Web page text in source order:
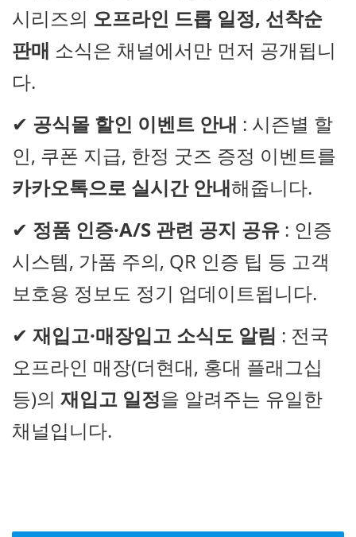
시리즈의 오프라인 드롭 일정, 선착순
판매 소식은 채널에서만 먼저 공개됩니
다.
✔ 공식몰 할인 이벤트 안내 : 시즌별 할
인, 쿠폰 지급, 한정 굿즈 증정 이벤트를
카카오톡으로 실시간 안내해줍니다.
✔ 정품 인증·A/S 관련 공지 공유 : 인증
시스템, 가품 주의, QR 인증 팁 등 고객
보호용 정보도 정기 업데이트됩니다.
✔ 재입고·매장입고 소식도 알림 : 전국
오프라인 매장(더현대, 홍대 플래그십
등)의 재입고 일정을 알려주는 유일한
채널입니다.